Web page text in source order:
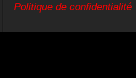
Politique de confidentialité